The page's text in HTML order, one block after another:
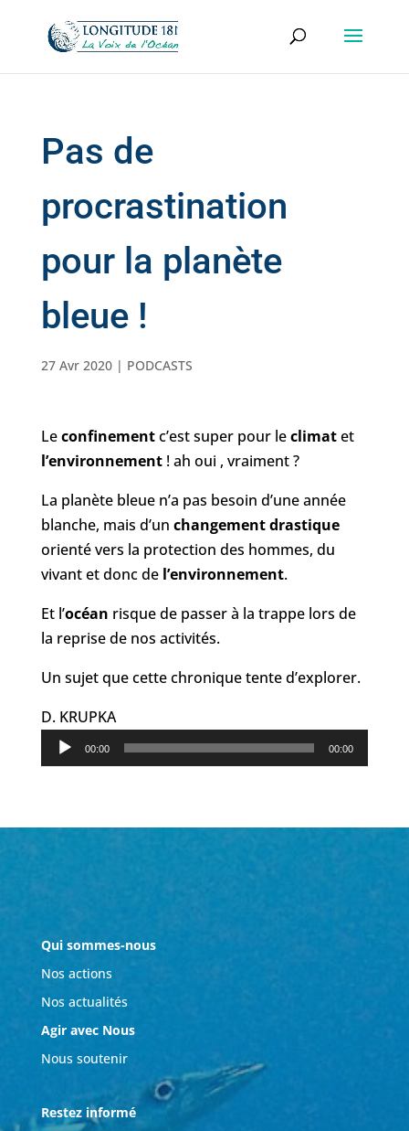
Pas de
procrastination
pour la planète
bleue !
27 Avr 2020| PODCASTS
Leconfinementc’est super pour leclimatet
l’environnement! ah oui , vraiment ?
La planète bleue n’a pas besoin d’une année
blanche, mais d’un changement drastique
orienté vers la protection des hommes, du
vivant et donc de l’environnement.
Et l’océan risque de passer à la trappe lors de
la reprise de nos activités.
Un sujet que cette chronique tente d’explorer.
D. KRUPKA
Lecteur
audio
00:00 00:00
Qui sommes-nous
Nos actions
Nos actualités
Agir avec Nous
Nous soutenir
Restez informé